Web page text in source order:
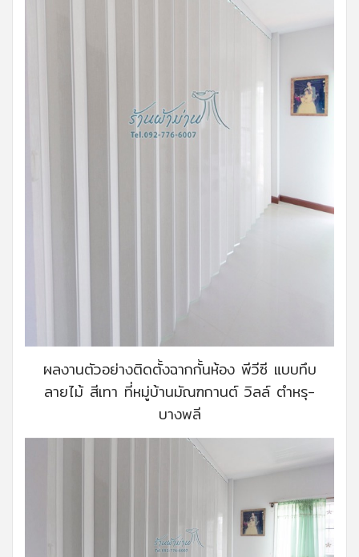
ผลงานตัวอย่างติดตั้งฉากกั้นห้อง พีวีซี แบบทึบ
ลายไม้ สีเทา ที่หมู่บ้านมัณฑกานต์ วิลล์ ตำหรุ-
บางพลี